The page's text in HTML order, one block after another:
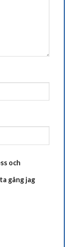
och
gång jag